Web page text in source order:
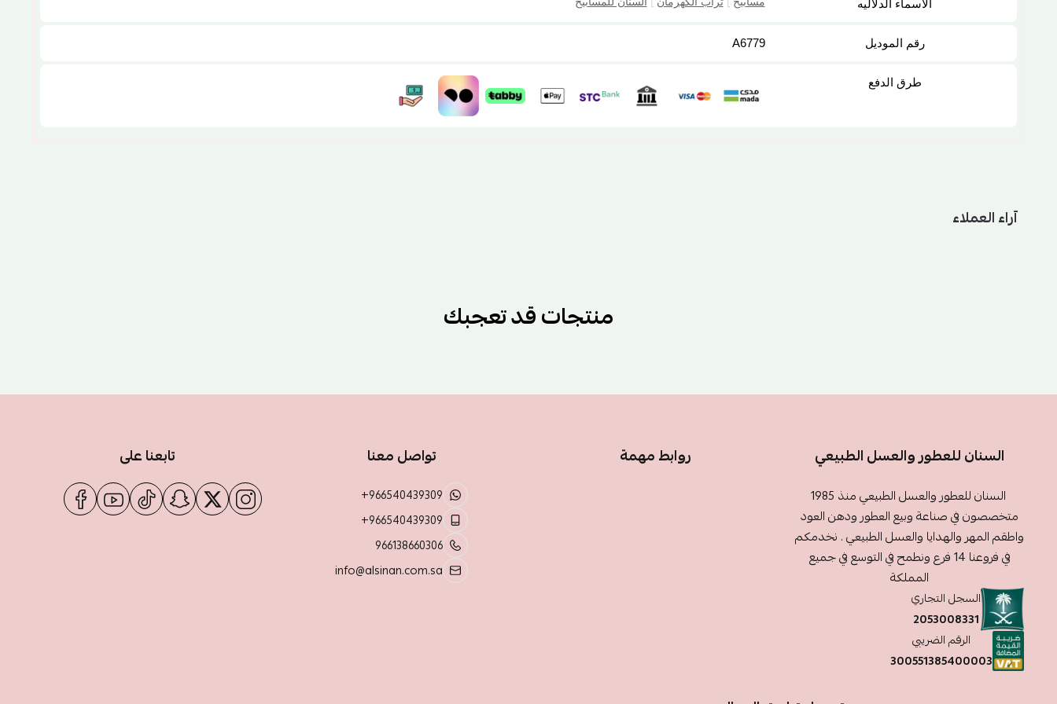
الاسماء الدلاليه
رقم الموديل A6779
طرق الدفع
آراء العملاء
منتجات قد تعجبك
السنان للعطور والعسل الطبيعي
السنان للعطور والعسل الطبيعي منذ 1985
متخصصون في صناعة وبيع العطور ودهن العود
واطقم المهر والهدايا والعسل الطبيعي . نخدمكم
في فروعنا 14 فرع ونطمح في التوسع في جميع
المملكة
السجل التجاري
2053008331
الرقم الضريبي
300551385400003
روابط مهمة تواصل معنا
+966540439309
+966540439309
966138660306
info@alsinan.com.sa
تابعنا على